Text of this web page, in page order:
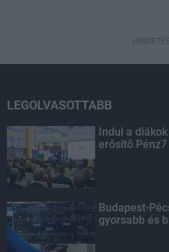
HIRDETÉS
LEGOLVASOTTABB
Indul a
erősítő
Budapest-
gyorsabb és